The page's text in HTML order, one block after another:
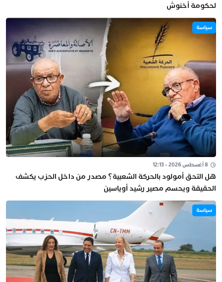
لحكومة أخنوش
سياسة
8 أغسطس 2026 - 12:13
هل التحق أمولود بالحركة الشعبية؟ مصدر من داخل الحزب يكشف
الحقيقة ويحسم مصير رشيد أوياسين
سياسة